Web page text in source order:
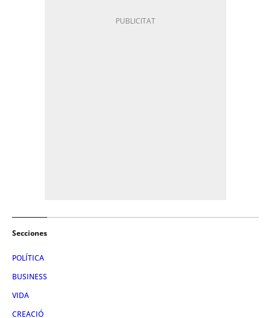
Secciones
POLÍTICA
BUSINESS
VIDA
CREACIÓ